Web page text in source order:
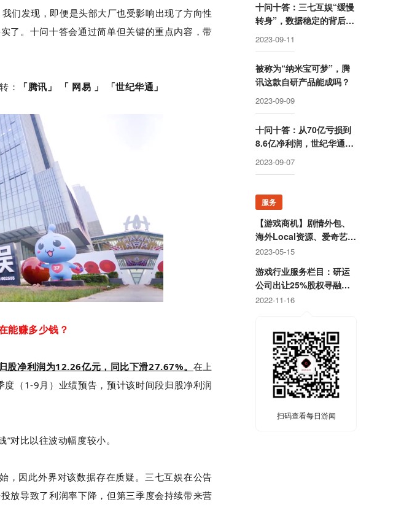
们发现，即便是头部大厂也受影响出现了方向性
了。十问十答会通过简单但关键的重点内容，带
： 「腾讯」 「 网易 」 「世纪华通」
能赚多少钱？
股净利润为12.26亿元，同比下滑27.67%。 在上
（1-9月）业绩预告，预计该时间段归股净利润
对比以往波动幅度较小。
，因此外界对该数据存在质疑。三七互娱在公告
放导致了利润率下降，但第三季度会持续带来营
十问十答：三七互娱“缓慢
转身”，数据稳定的背后有
哪些改变？
2023-09-11
被称为“纳米宝可梦”，腾
讯这款自研产品能成吗？
2023-09-09
十问十答：从70亿亏损到
8.6亿净利润，世纪华通这
半年做了什么？
2023-09-07
服务
【游戏商机】剧情外包、
海外Local资源、爱奇艺直
客、抖音直播资源等
2023-05-15
游戏行业服务栏目：研运
公司出让25%股权寻融
资；某团队寻开发线上合
2022-11-16
扫码查看每日游闻